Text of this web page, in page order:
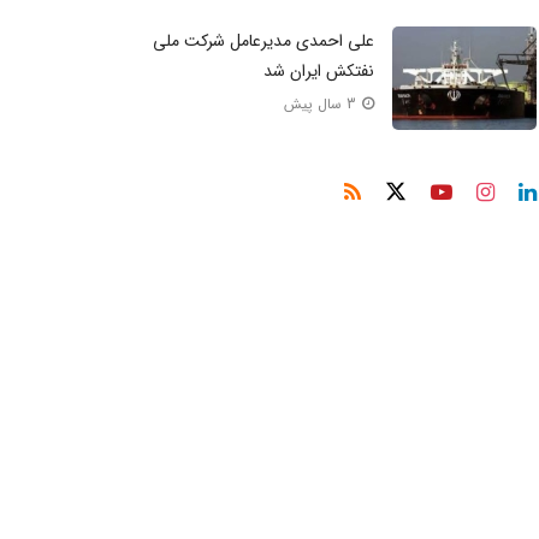
علی احمدی مدیرعامل شرکت ملی
نفتکش ایران شد
3 سال پیش